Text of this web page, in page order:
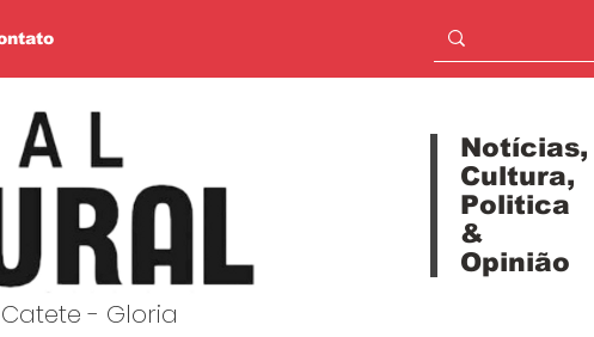
- Gloria
Notícias,
Cultura,
Politica
&
Opinião